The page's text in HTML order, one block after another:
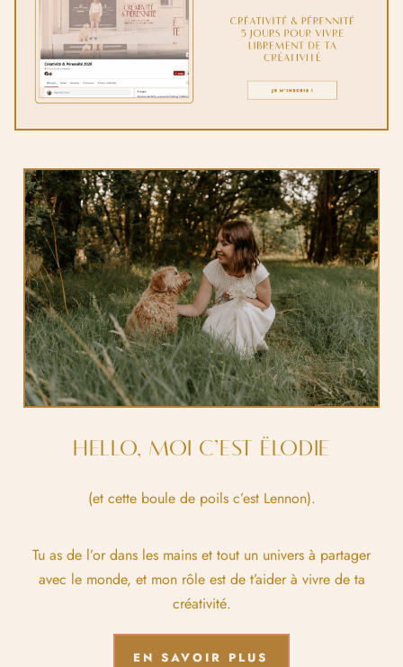
HELLO, MOI C’EST ËLODIE
(et cette boule de poils c’est Lennon).
Tu as de l’or dans les mains et tout un univers à partager
avec le monde, et mon rôle est de t’aider à vivre de ta
créativité.
EN SAVOIR PLUS